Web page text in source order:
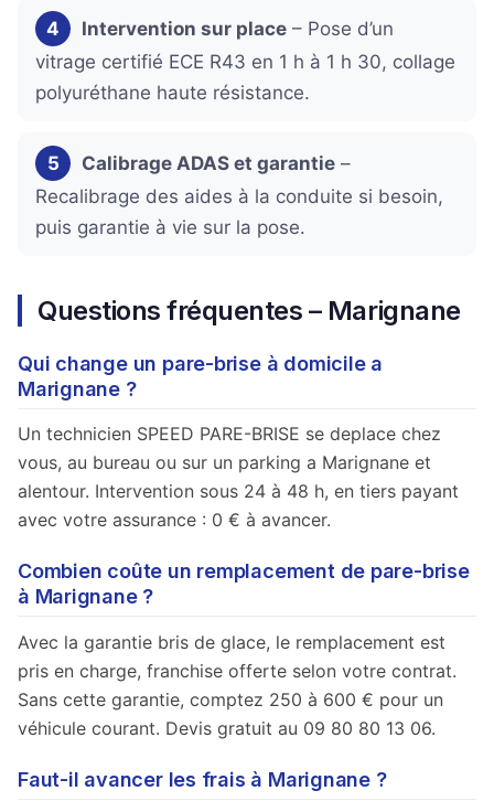
4 Intervention sur place – Pose d’un
vitrage certifié ECE R43 en 1 h à 1 h 30, collage
polyuréthane haute résistance.
5 Calibrage ADAS et garantie –
Recalibrage des aides à la conduite si besoin,
puis garantie à vie sur la pose.
Questions fréquentes – Marignane
Qui change un pare-brise à domicile a
Marignane ?
Un technicien SPEED PARE-BRISE se deplace chez
vous, au bureau ou sur un parking a Marignane et
alentour. Intervention sous 24 à 48 h, en tiers payant
avec votre assurance : 0 € à avancer.
Combien coûte un remplacement de pare-brise
à Marignane ?
Avec la garantie bris de glace, le remplacement est
pris en charge, franchise offerte selon votre contrat.
Sans cette garantie, comptez 250 à 600 € pour un
véhicule courant. Devis gratuit au 09 80 80 13 06.
Faut-il avancer les frais à Marignane ?